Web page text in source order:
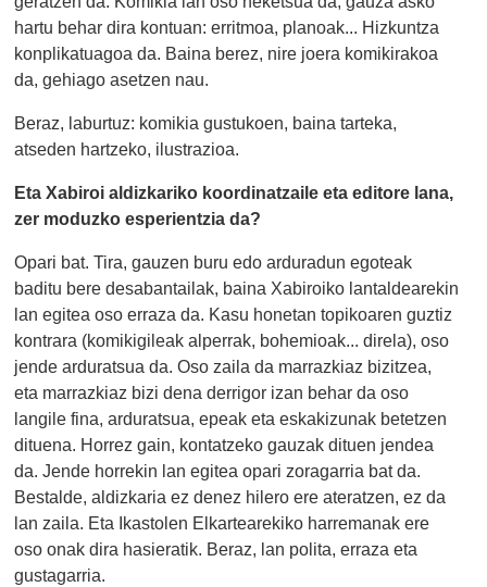
hartu behar dira kontuan: erritmoa, planoak... Hizkuntza
konplikatuagoa da. Baina berez, nire joera komikirakoa
da, gehiago asetzen nau.
Beraz, laburtuz: komikia gustukoen, baina tarteka,
atseden hartzeko, ilustrazioa.
Eta Xabiroi aldizkariko koordinatzaile eta editore lana,
zer moduzko esperientzia da?
Opari bat. Tira, gauzen buru edo arduradun egoteak
baditu bere desabantailak, baina Xabiroiko lantaldearekin
lan egitea oso erraza da. Kasu honetan topikoaren guztiz
kontrara (komikigileak alperrak, bohemioak... direla), oso
jende arduratsua da. Oso zaila da marrazkiaz bizitzea,
eta marrazkiaz bizi dena derrigor izan behar da oso
langile fina, arduratsua, epeak eta eskakizunak betetzen
dituena. Horrez gain, kontatzeko gauzak dituen jendea
da. Jende horrekin lan egitea opari zoragarria bat da.
Bestalde, aldizkaria ez denez hilero ere ateratzen, ez da
lan zaila. Eta Ikastolen Elkartearekiko harremanak ere
oso onak dira hasieratik. Beraz, lan polita, erraza eta
gustagarria.